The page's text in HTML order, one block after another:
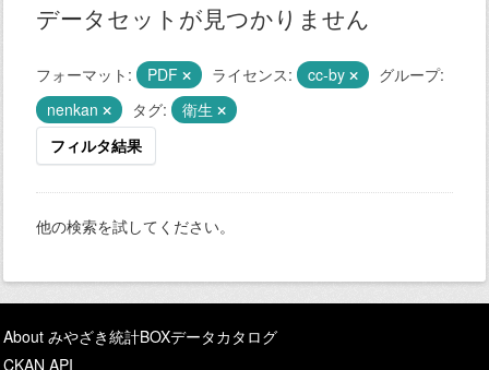
データセットが見つかりません
フォーマット: PDF ライセンス: cc-by
グループ:
nenkan
タグ:
衛生
フィルタ結果
他の検索を試してください。
About みやざき統計BOXデータカタログ
CKAN API